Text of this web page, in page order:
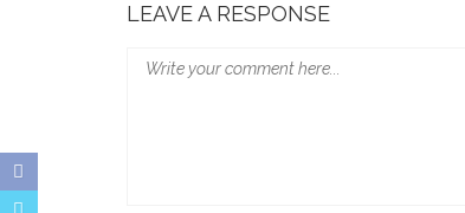
LEAVE A RESPONSE